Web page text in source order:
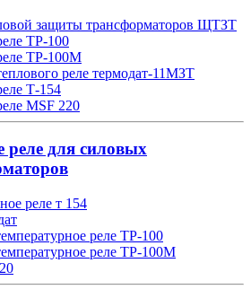
защиты трансформаторов ЩТЗТ
ТР-100
ТР-100М
реле термодат-11МЗТ
Т-154
MSF 220
реле для силовых
реле т 154
реле ТР-100
реле ТР-100М